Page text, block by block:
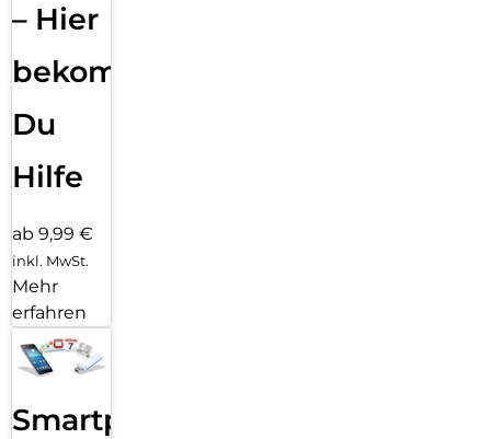
– Hier
bekommst
Du
Hilfe
ab 9,99 €
inkl. MwSt.
Mehr
erfahren
Smartphone